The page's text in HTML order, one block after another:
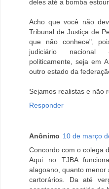
deles até a bomba
Acho que você não
Tribunal de Justiça de
que não conhece",
judiciário nacional
politicamente, seja em
outro estado da
Sejamos realistas e não
Responder
Anônimo 10 de março
Concordo com o colega
Aqui no TJBA
alagoano, quanto menor
cartorários. Da até